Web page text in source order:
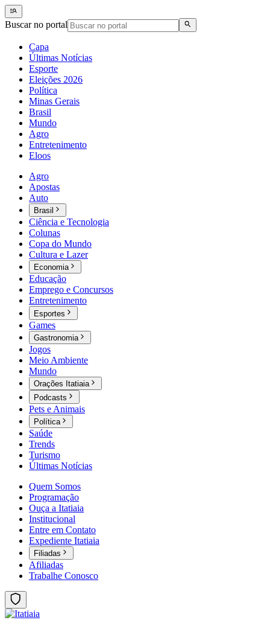
Buscar no portal
Capa
Últimas Notícias
Esporte
Eleições 2026
Política
Minas Gerais
Brasil
Mundo
Agro
Entretenimento
Eloos
Agro
Apostas
Auto
Brasil
Ciência e Tecnologia
Colunas
Copa do Mundo
Cultura e Lazer
Economia
Educação
Emprego e Concursos
Entretenimento
Esportes
Games
Gastronomia
Jogos
Meio Ambiente
Mundo
Orações Itatiaia
Podcasts
Pets e Animais
Política
Saúde
Trends
Turismo
Últimas Notícias
Quem Somos
Programação
Ouça a Itatiaia
Institucional
Entre em Contato
Expediente Itatiaia
Filiadas
Afiliadas
Trabalhe Conosco